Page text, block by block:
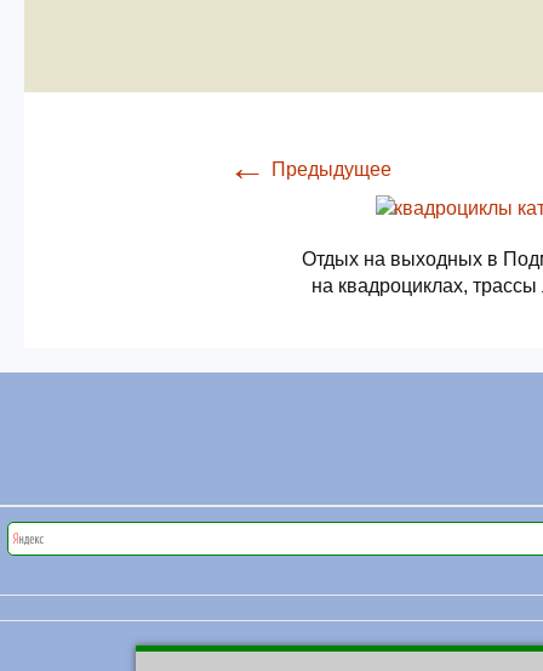
← Предыдущее
Отдых на выходных в
на квадроциклах,